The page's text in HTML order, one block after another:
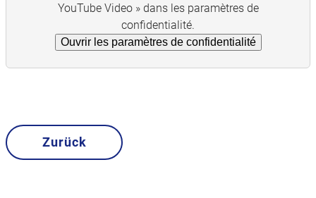
YouTube Video » dans les paramètres de
confidentialité.
Ouvrir les paramètres de confidentialité
Zurück